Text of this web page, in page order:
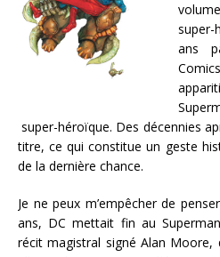
super-
ans
super-héroïque. Des décennies
titre, ce qui constitue un geste
de la dernière chance.
Je ne peux m’empêcher de
ans, DC mettait fin au
récit magistral signé Alan